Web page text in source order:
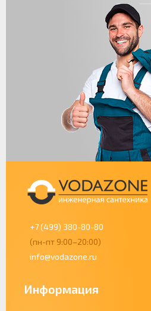
+7 (499) 380-80-80
(пн-пт 9:00–20:00)
info@vodazone.ru
Информация